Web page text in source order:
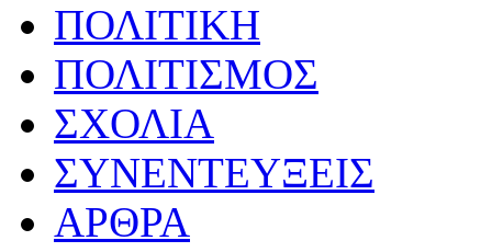
ΠΟΛΙΤΙΚΗ
ΠΟΛΙΤΙΣΜΟΣ
ΣΧΟΛΙΑ
ΣΥΝΕΝΤΕΥΞΕΙΣ
ΑΡΘΡΑ